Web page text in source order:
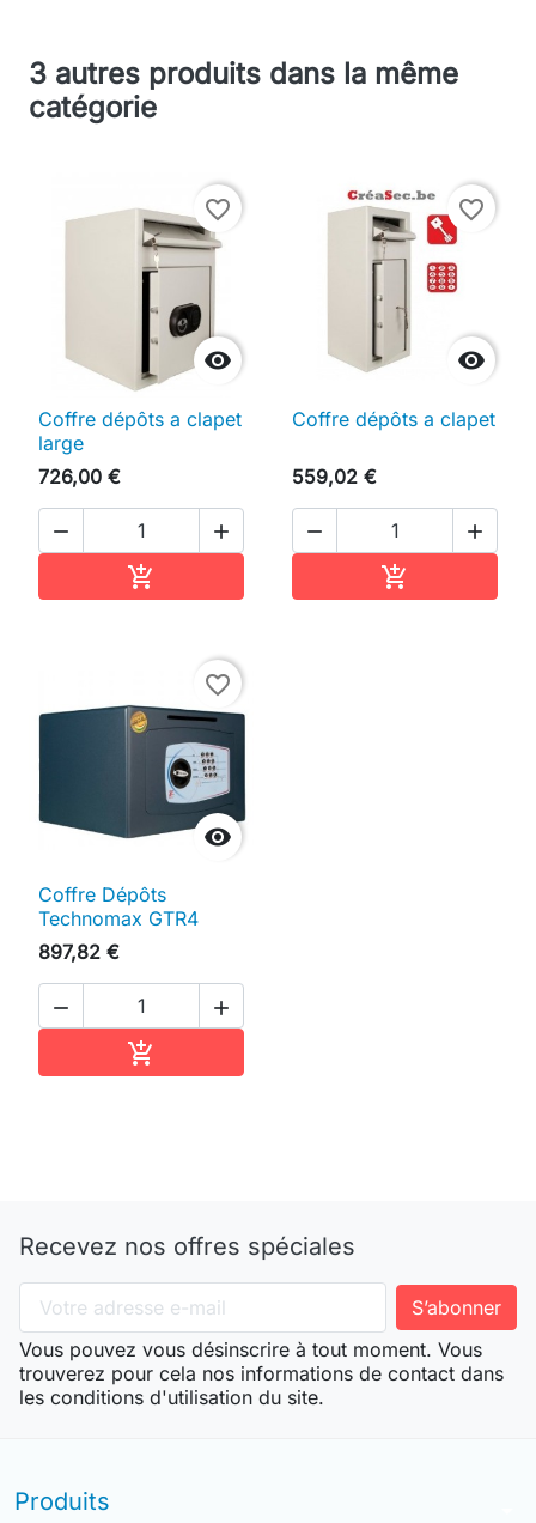
3 autres produits dans la même
catégorie

favorite_border
Coffre dépôts a clapet
large
726,00 €
 


favorite_border
Coffre dépôts a clapet
559,02 €
 


favorite_border
Coffre Dépôts
Technomax GTR4
897,82 €
 

Recevez nos offres spéciales
Vous pouvez vous désinscrire à tout moment. Vous
trouverez pour cela nos informations de contact dans
les conditions d'utilisation du site.
Produits